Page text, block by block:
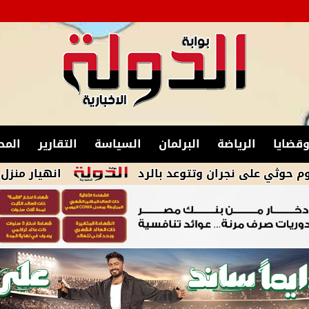
الرياضة البرلمان السياسة التقارير
انهيار منزل في